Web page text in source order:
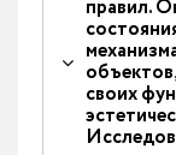
правил.
своих